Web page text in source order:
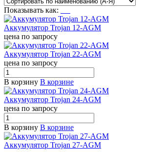
Показывать как:
Аккумулятор Trojan 12-AGM
цена по запросу
Аккумулятор Trojan 22-AGM
цена по запросу
В корзину В корзине
Аккумулятор Trojan 24-AGM
цена по запросу
В корзину В корзине
Аккумулятор Trojan 27-AGM